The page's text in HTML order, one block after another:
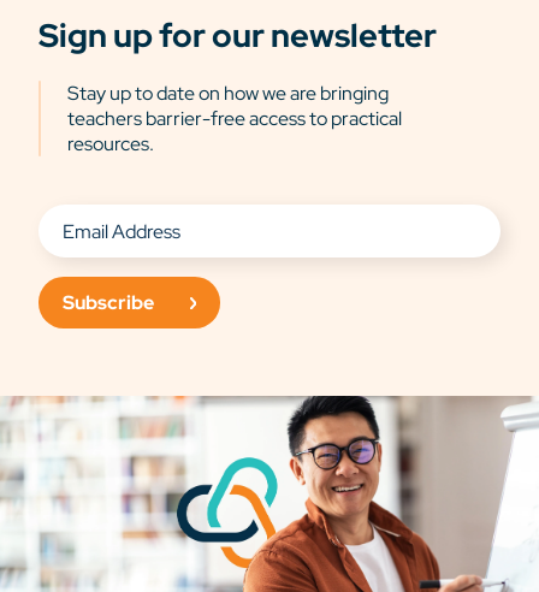
Sign up for our newsletter
Stay up to date on how we are bringing
teachers barrier-free access to practical
resources.
Subscribe